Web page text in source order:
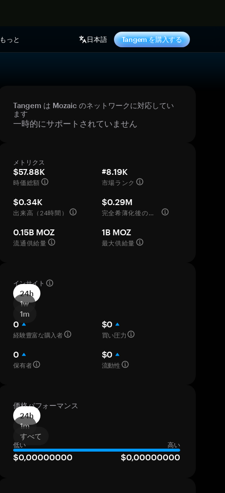
もっと 日本語 Tangem を購入する
Tangem は Mozaic のネットワークに対応してい
ます
一時的にサポートされていません
メトリクス
$57.88K
時価総額
#8.19K
市場ランク
$0.34K
出来高（24時間）
$0.29M
完全希薄化後の評価額
0.15B MOZ
流通供給量
1B MOZ
最大供給量
インサイト
24h
1w
1m
0
経験豊富な購入者
$0
買い圧力
0
保有者
$0
流動性
価格パフォーマンス
24h
1m
すべて
低い 高い
$0,00000000 $0,00000000